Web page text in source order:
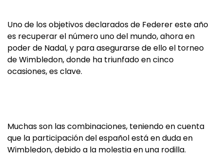
Uno de los objetivos declarados de Federer este año
es recuperar el número uno del mundo, ahora en
poder de Nadal, y para asegurarse de ello el torneo
de Wimbledon, donde ha triunfado en cinco
ocasiones, es clave.
Muchas son las combinaciones, teniendo en cuenta
que la participación del español está en duda en
Wimbledon, debido a la molestia en una rodilla.